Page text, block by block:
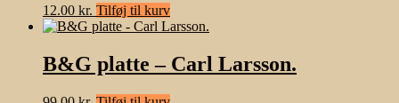
12.00 kr. Tilføj til kurv
B&G platte – Carl Larsson.